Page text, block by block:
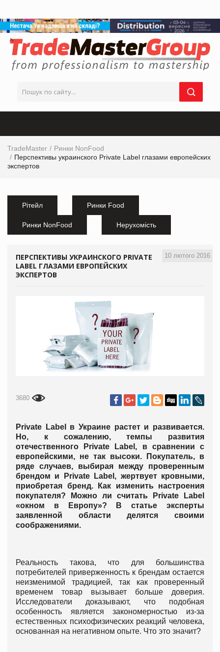
TradeMaster
Ринки NonFood
Перспективы украинского Private Label глазами европейских
экспертов
Рітейл Ринки Food
Ринки NonFood Нерухомість
10 лютого 2016
ПЕРСПЕКТИВЫ УКРАИНСКОГО PRIVATE
LABEL ГЛАЗАМИ ЕВРОПЕЙСКИХ
ЭКСПЕРТОВ
3680
Private Label в Украине растет и развивается.
Но, к сожалению, темпы развития
отечественного Private Label, в сравнении с
европейскими, не так высоки. Покупатель, в
ряде случаев, выбирая между проверенным
брендом и Privatе Label, жертвует кровными,
приобретая бренд. Как изменить настроения
покупателя? Можно ли считать Private Label
«окном в Европу»? В статье эксперты
заявленной области делятся своими
соображениями.
Реальность такова, что для большинства
потребителей приверженность к брендам остается
неизменимой традицией, так как проверенный
временем товар вызывает больше доверия.
Исследователи доказывают, что подобная
особенность является закономерностью из-за
естественных психофизических реакций человека,
основанная на негативном опыте. Что это значит?